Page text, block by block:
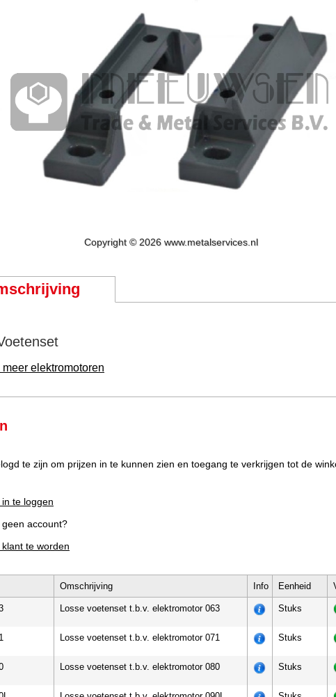
Copyright © 2026 www.metalservices.nl
meer elektromotoren
te zijn om prijzen in te kunnen zien en toegang te verkrijgen tot de
te loggen
account?
te worden
Omschrijving Info Eenheid
Losse voetenset t.b.v. elektromotor 063 Stuks
Losse voetenset t.b.v. elektromotor 071 Stuks
Losse voetenset t.b.v. elektromotor 080 Stuks